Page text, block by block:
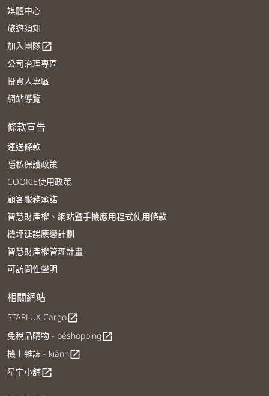
媒體中心
旅遊須知
加入團隊open_in_new
公司治理專區
投資人專區
網站導覽
條款宣告
運送條款
隱私保護政策
COOKIE使用政策
顧客服務承諾
智慧財產權、網站暨手機應用程式使用條款
機坪延誤應變計劃
智慧財產權管理計畫
可訪問性聲明
相關網站
STARLUX Cargoopen_in_new
免稅品購物 - béshoppingopen_in_new
機上雜誌 - kiânnopen_in_new
星宇小舖open_in_new